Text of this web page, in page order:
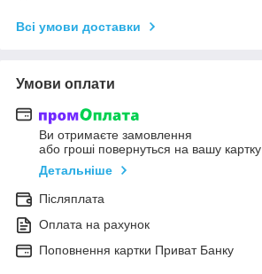
Всі умови доставки
Умови оплати
Ви отримаєте замовлення
або гроші повернуться на вашу картку
Детальніше
Післяплата
Оплата на рахунок
Поповнення картки Приват Банку